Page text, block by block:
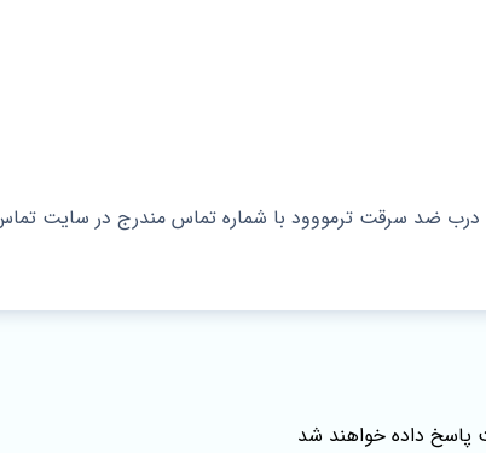
ضد سرقت ترمووود با شماره تماس مندرج در سایت تماس